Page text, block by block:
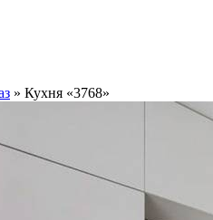
» Кухня «3768»